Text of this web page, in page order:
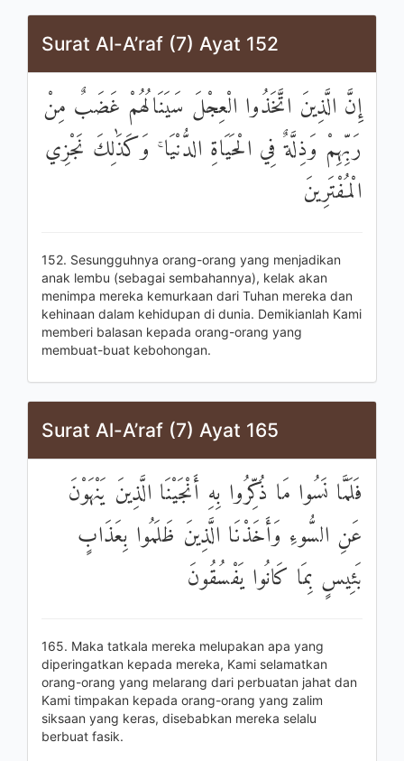
Surat Al-A’raf (7) Ayat 152
إِنَّ الَّذِينَ اتَّخَذُوا الْعِجْلَ سَيَنَالُهُمْ غَضَبٌ مِنْ
رَبِّهِمْ وَذِلَّةٌ فِي الْحَيَاةِ الدُّنْيَا ۚ وَكَذَٰلِكَ نَجْزِي
الْمُفْتَرِينَ
152. Sesungguhnya orang-orang yang menjadikan
anak lembu (sebagai sembahannya), kelak akan
menimpa mereka kemurkaan dari Tuhan mereka dan
kehinaan dalam kehidupan di dunia. Demikianlah Kami
memberi balasan kepada orang-orang yang
membuat-buat kebohongan.
Surat Al-A’raf (7) Ayat 165
فَلَمَّا نَسُوا مَا ذُكِّرُوا بِهِ أَنْجَيْنَا الَّذِينَ يَنْهَوْنَ
عَنِ السُّوءِ وَأَخَذْنَا الَّذِينَ ظَلَمُوا بِعَذَابٍ
بَئِيسٍ بِمَا كَانُوا يَفْسُقُونَ
165. Maka tatkala mereka melupakan apa yang
diperingatkan kepada mereka, Kami selamatkan
orang-orang yang melarang dari perbuatan jahat dan
Kami timpakan kepada orang-orang yang zalim
siksaan yang keras, disebabkan mereka selalu
berbuat fasik.